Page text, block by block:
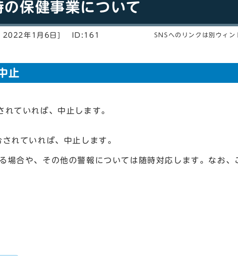
保健事業について
2022年1月6日] ID:161 SNSへのリンクは別ウィン
止
れていれば、中止します。
されていれば、中止します。
場合や、その他の警報については随時対応します。なお、